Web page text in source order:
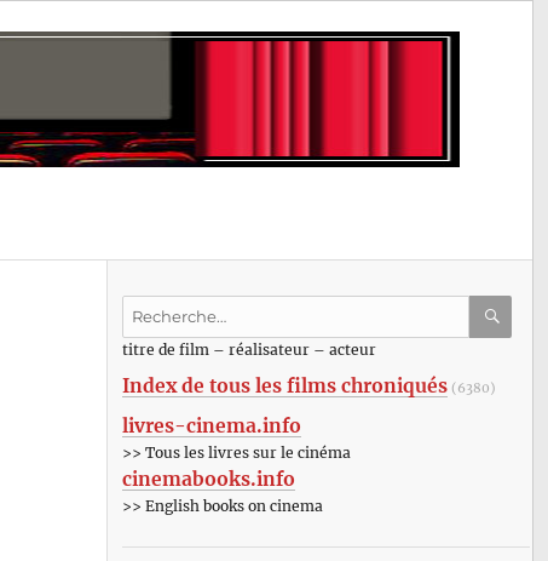
Recherche
:titre de film – réalisateur – acteur
Index de tous les films chroniqués (6380)
livres-cinema.info
>> Tous les livres sur le cinéma
cinemabooks.info
>> English books on cinema